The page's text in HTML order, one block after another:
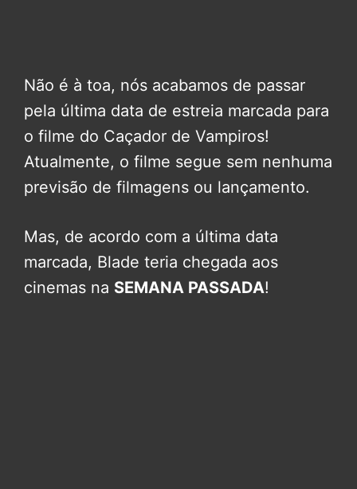
Não é à toa, nós acabamos de passar
pela última data de estreia marcada para
o filme do Caçador de Vampiros!
Atualmente, o filme segue sem nenhuma
previsão de filmagens ou lançamento.
Mas, de acordo com a última data
marcada, Blade teria chegada aos
cinemas na SEMANA PASSADA!